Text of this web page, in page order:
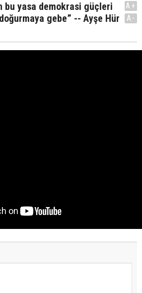
bu yasa demokrasi güçleri
gebe” -- Ayşe Hür
A+
A-